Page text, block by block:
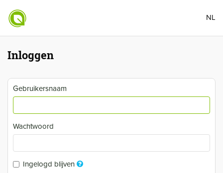
NL
Inloggen
Gebruikersnaam
Wachtwoord
Ingelogd blijven